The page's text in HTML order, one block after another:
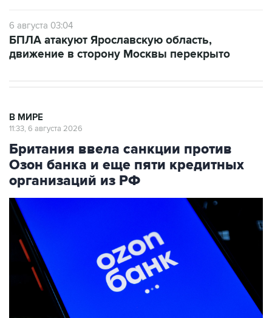
6 августа 03:04
БПЛА атакуют Ярославскую область,
движение в сторону Москвы перекрыто
В МИРЕ
11:33, 6 августа 2026
Британия ввела санкции против
Озон банка и еще пяти кредитных
организаций из РФ